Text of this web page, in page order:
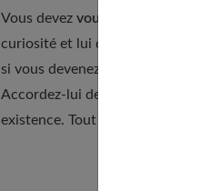
Vous devez vous faire désirer
curiosité et lui donnera encore
si vous devenez totalement
Accordez-lui de l’intérêt, mais
existence. Tout est question de